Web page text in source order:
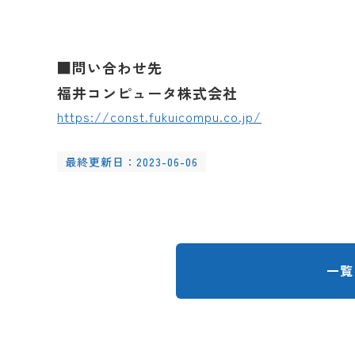
■問い合わせ先
福井コンピュータ株式会社
https://const.fukuicompu.co.jp/
最終更新日：2023-06-06
一